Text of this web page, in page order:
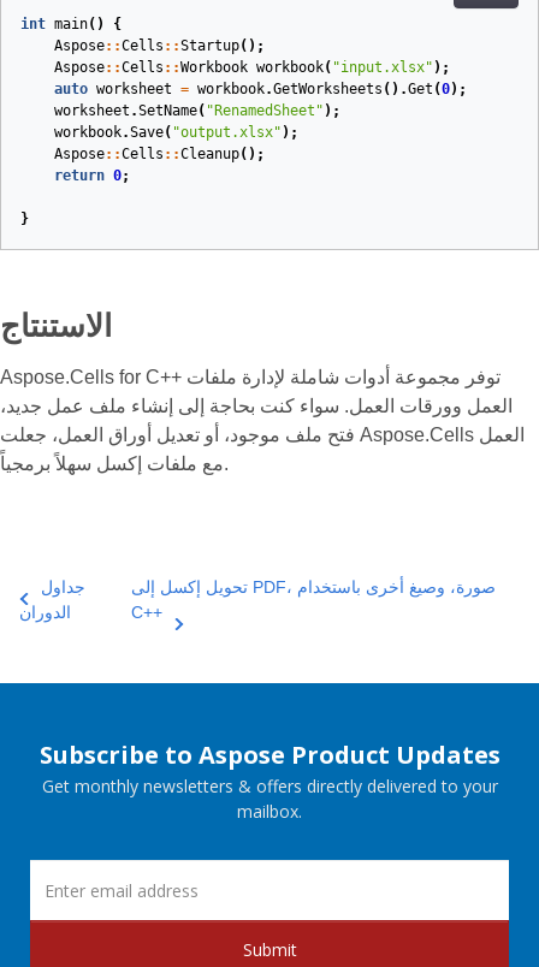
int main()
{
Aspose::Cells ::Startup();
Aspose::Cells ::Workbook workbook( "input.xlsx" ) ;
auto worksheet = workbook.GetWorksheets ().Get (0);
worksheet .SetName( "RenamedSheet" );
workbook.Save( "output.xlsx" );
Aspose::Cells ::Cleanup();
return 0;
}
الاستنتاج
Aspose.Cells for C++ توفر مجموعة أدوات شاملة لإدارة ملفات
العمل وورقات العمل. سواء كنت بحاجة إلى إنشاء ملف عمل جديد،
فتح ملف موجود، أو تعديل أوراق العمل، جعلت Aspose.Cells العمل
مع ملفات إكسل سهلاً برمجياً.
جداول
الدوران
تحويل إكسل إلى PDF، صورة، وصيغ أخرى باستخدام
C++
Subscribe to Aspose Product Updates
Get monthly newsletters & offers directly delivered to your
mailbox.
Submit